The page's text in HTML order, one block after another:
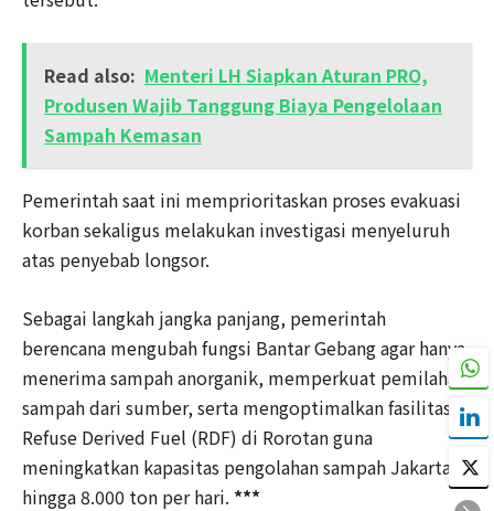
Read also: Menteri LH Siapkan Aturan PRO,
Produsen Wajib Tanggung Biaya Pengelolaan
Sampah Kemasan
Pemerintah saat ini memprioritaskan proses evakuasi
korban sekaligus melakukan investigasi menyeluruh
atas penyebab longsor.
Sebagai langkah jangka panjang, pemerintah
berencana mengubah fungsi Bantar Gebang agar hanya
menerima sampah anorganik, memperkuat pemilahan
sampah dari sumber, serta mengoptimalkan fasilitas
Refuse Derived Fuel (RDF) di Rorotan guna
meningkatkan kapasitas pengolahan sampah Jakarta
hingga 8.000 ton per hari. ***